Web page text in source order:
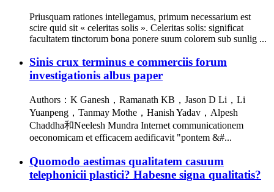
Priusquam rationes intellegamus, primum necessarium est
scire quid sit « celeritas solis ». Celeritas solis: significat
facultatem tinctorum bona ponere suum colorem sub sunlig ...
Sinis crux terminus e commerciis forum
investigationis albus paper
Authors：K Ganesh，Ramanath KB，Jason D Li，Li
Yuanpeng，Tanmay Mothe，Hanish Yadav，Alpesh
Chaddha和Neelesh Mundra Internet communicationem
oeconomicam et efficacem aedificavit "pontem &#...
Quomodo aestimas qualitatem casuum
telephonicii plastici? Habesne signa qualitatis?